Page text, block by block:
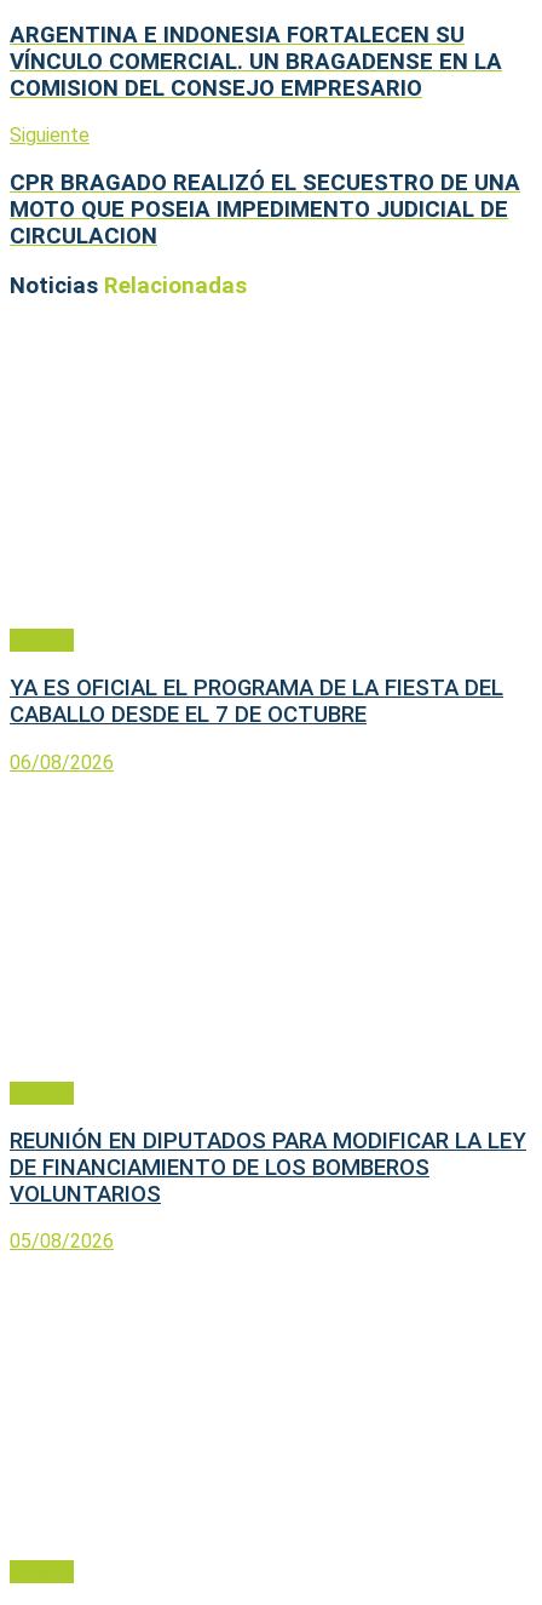
ARGENTINA E INDONESIA FORTALECEN SU
VÍNCULO COMERCIAL. UN BRAGADENSE EN LA
COMISION DEL CONSEJO EMPRESARIO
Siguiente
CPR BRAGADO REALIZÓ EL SECUESTRO DE UNA
MOTO QUE POSEIA IMPEDIMENTO JUDICIAL DE
CIRCULACION
Noticias Relacionadas
YA ES OFICIAL EL PROGRAMA DE LA FIESTA DEL
CABALLO DESDE EL 7 DE OCTUBRE
06/08/2026
REUNIÓN EN DIPUTADOS PARA MODIFICAR LA LEY
DE FINANCIAMIENTO DE LOS BOMBEROS
VOLUNTARIOS
05/08/2026